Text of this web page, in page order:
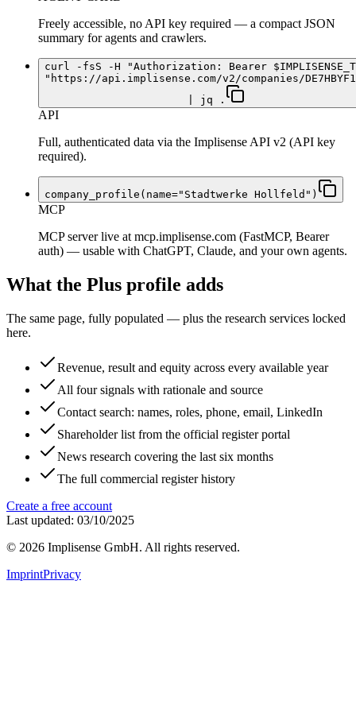
Freely accessible, no API key required — a compact JSON
summary for agents and crawlers.
curl -fsS -H "Authorization: Bearer
"https://api.implisense.com/v2/companies/
| jq .
API
Full, authenticated data via the Implisense API v2 (API key
required).
company_profile(name="Stadtwerke Hollfeld")
MCP
MCP server live at mcp.implisense.com (FastMCP, Bearer
auth) — usable with ChatGPT, Claude, and your own agents.
What the Plus profile adds
The same page, fully populated — plus the research services locked
here.
Revenue, result and equity across every available year
All four signals with rationale and source
Contact search: names, roles, phone, email, LinkedIn
Shareholder list from the official register portal
News research covering the last six months
The full commercial register history
Create a free account
Last updated: 03/10/2025
© 2026 Implisense GmbH. All rights reserved.
ImprintPrivacy